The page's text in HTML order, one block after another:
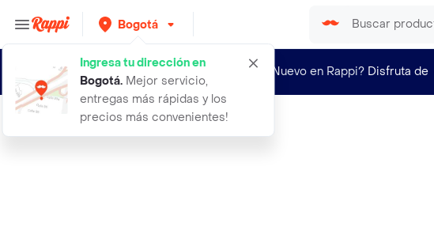
Bogotá
Ingresa tu dirección en
Bogotá. Mejor servicio,
entregas más rápidas y los
precios más convenientes!
¿Nuevo en Rappi? Disfruta de
2000 semillas organicas de flor pen